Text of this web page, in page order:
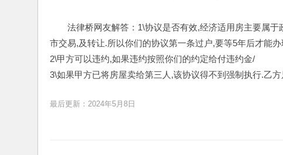
法律桥网友解答：1\协议是否有效,经济适用房主要属
市交易,及转让.所以你们的协议第一条过户,要等5年后才能办
2\甲方可以违约,如果违约按照你们的约定给付违约金/
3\如果甲方已将房屋卖给第三人,该协议得不到强制执行.乙方
最后更新：2024年5月8日